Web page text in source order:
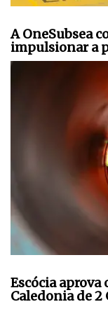
A OneSubsea
impulsionar a
Escócia
Caledonia de 2